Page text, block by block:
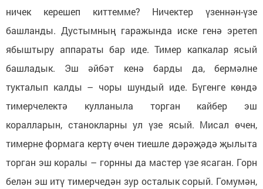
ничек керешеп киттемме? Ничектер үзеннән-үзе
башланды. Дустымның гаражында иске генә эретеп
ябыштыру аппараты бар иде. Тимер капкалар ясый
башладык. Эш әйбәт кенә барды да, бермәлне
тукталып калды – чоры шундый иде. Бүгенге көндә
тимерчелектә кулланыла торган кайбер эш
коралларын, станокларны ул үзе ясый. Мисал өчен,
тимерне формага кертү өчен тиешле дәрәҗәдә җылыта
торган эш коралы – горнны да мастер үзе ясаган. Горн
белән эш итү тимерчедән зур осталык сорый. Гомумән,